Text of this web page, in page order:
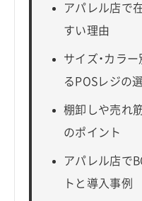
アパレル店で
すい理由
サイズ・カラ
るPOSレジの
棚卸しや売れ
のポイント
アパレル店で
トと導入事例